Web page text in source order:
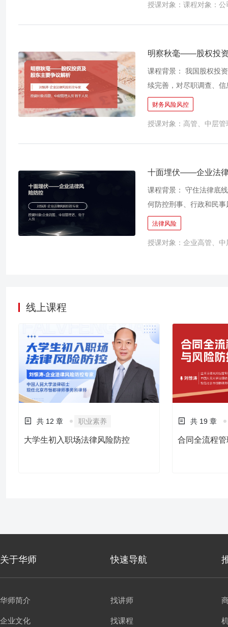
公司带来经济损失、声
才，人才培养实属不易
对公司忠实勤勉义务，
缺陷，对公司可持续发
如：“董监高”责任和义
国有企业管理机制行政
数地方国企需要作出很
授课对象：课程对象：
明察秋毫——股权投
课程背景： 我国股权投
续完善，对尽职调查、
增加。股权投资有直接
持股情形涉及多个法律
律问题层面，系列新法
响股权投资类纠纷的程
争议焦点集中于对赌条
股权投资全流程风险识
境。有的公司因未核查
争议解决方案，帮助学员
财务风险风控
授课对象：高管、中层
十面埋伏——企业法
课程背景： 守住法律底
何防控刑事、行政和民
管理体系和防控机制，
数量每年在2000人左右
于法人，董事、高管及
担风险，管理法律风险
行为管理，企业采取恰
法律风险
授课对象：企业高管、
线上课程
共 12 章 职业素养
大学生初入职场法律风险防控
共 19 章
合同全流程
关于华师 快速导航
华师简介
企业文化
找讲师
找课程